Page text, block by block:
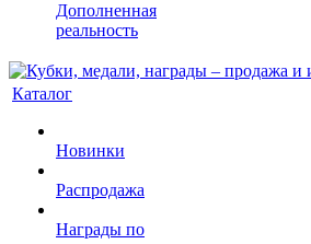
Дополненная
реальность
Каталог
Новинки
Распродажа
Награды по